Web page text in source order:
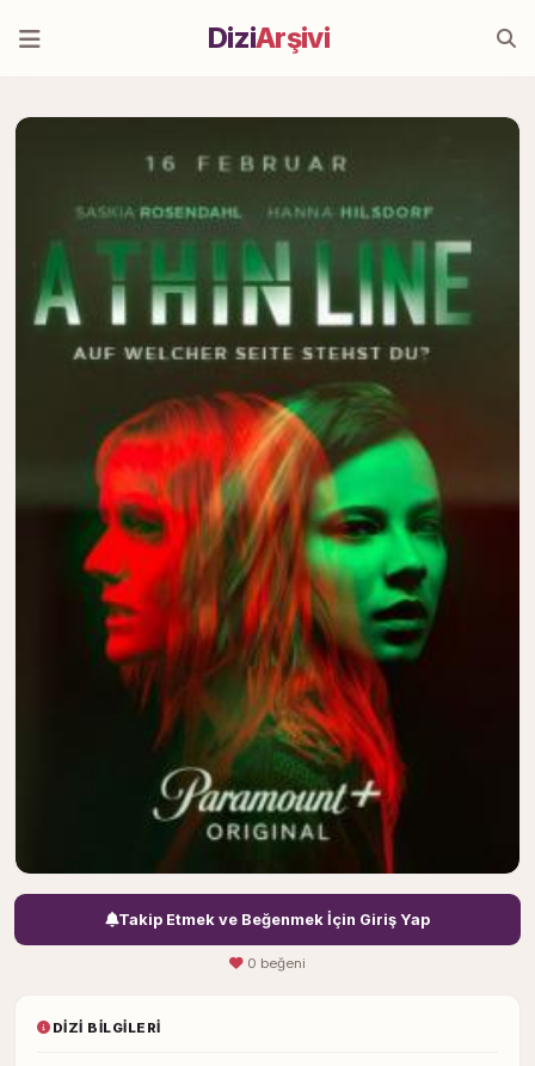
DiziArşivi
Takip Etmek ve Beğenmek İçin Giriş Yap
0 beğeni
DIZI BILGILERI